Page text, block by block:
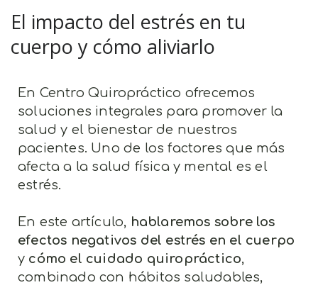
El impacto del estrés en tu
cuerpo y cómo aliviarlo
En Centro Quiropráctico ofrecemos
soluciones integrales para promover la
salud y el bienestar de nuestros
pacientes. Uno de los factores que más
afecta a la salud física y mental es el
estrés.
En este artículo, hablaremos sobre los
efectos negativos del estrés en el cuerpo
y cómo el cuidado quiropráctico,
combinado con hábitos saludables,